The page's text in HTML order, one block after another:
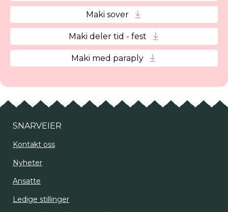
Maki sover
Maki deler tid - fest
Maki med paraply
SNARVEIER
Kontakt oss
Nyheter
Ansatte
Ledige stillinger